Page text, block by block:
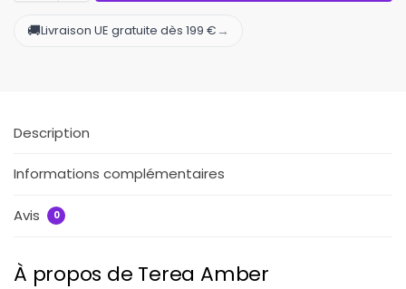
🚚Livraison UE gratuite dès 199 € →
Description
Informations complémentaires
Avis 0
À propos de Terea Amber